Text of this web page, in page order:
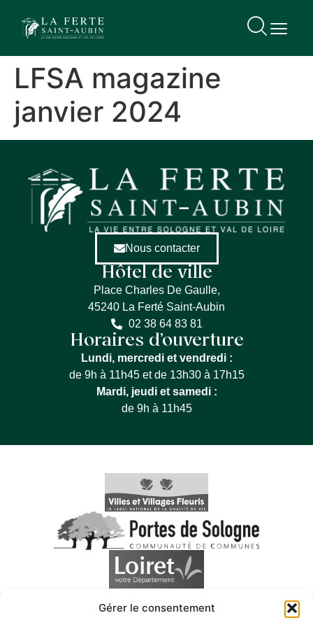
Gérer le consentement
principal
LFSA magazine
janvier 2024
Nous contacter
Hôtel de ville
Place Charles De Gaulle,
45240 La Ferté Saint-Aubin
02 38 64 83 81
Horaires d’ouverture
Lundi, mercredi et vendredi :
de 9h à 11h45 et de 13h30 à 17h15
Mardi, jeudi et samedi :
de 9h à 11h45